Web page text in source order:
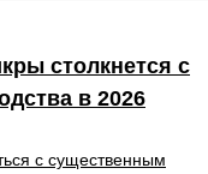
столкнется с
в 2026
с существенным